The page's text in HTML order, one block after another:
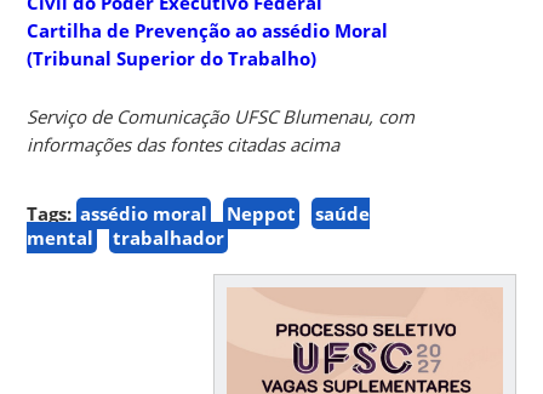
Cartilha de Prevenção ao assédio Moral
(Tribunal Superior do Trabalho)
Serviço de Comunicação UFSC Blumenau, com
informações das fontes citadas acima
Tags: assédio moral Neppot
saúde
mental
trabalhador